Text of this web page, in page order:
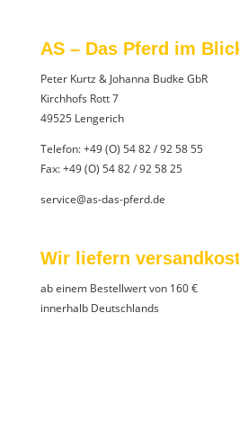
AS – Das Pferd im
Peter Kurtz & Johanna Budke GbR
Kirchhofs Rott 7
49525 Lengerich
Telefon:+49 (O) 54 82 / 92 58 55
Fax: +49 (O) 54 82 / 92 58 25
service@as-das-pferd.de
Wir liefern
ab einem Bestellwert von 160 €
innerhalb Deutschlands